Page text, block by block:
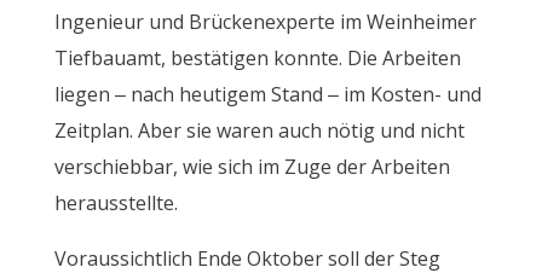
Ingenieur und Brückenexperte im Weinheimer
Tiefbauamt, bestätigen konnte. Die Arbeiten
liegen – nach heutigem Stand – im Kosten- und
Zeitplan. Aber sie waren auch nötig und nicht
verschiebbar, wie sich im Zuge der Arbeiten
herausstellte.
Voraussichtlich Ende Oktober soll der Steg